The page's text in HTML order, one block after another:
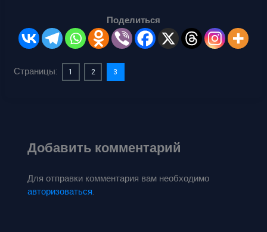
Поделиться
Страницы: 1 2 3
Добавить комментарий
Для отправки комментария вам необходимо
авторизоваться.